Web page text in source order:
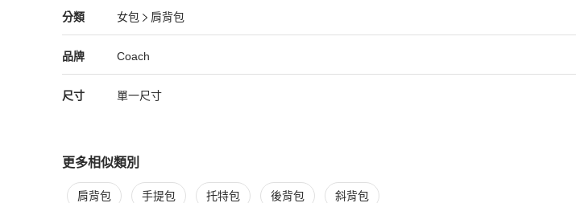
分類
Coach 分類資訊
女包
肩背包
女包/肩背包推薦
品牌
Coach 女包品牌介紹
Coach
Coach 推薦清單
尺寸 單一尺寸
更多相似類別
更多Coach 女包相似商品推薦
肩背包 手提包 托特包 後背包 斜背包